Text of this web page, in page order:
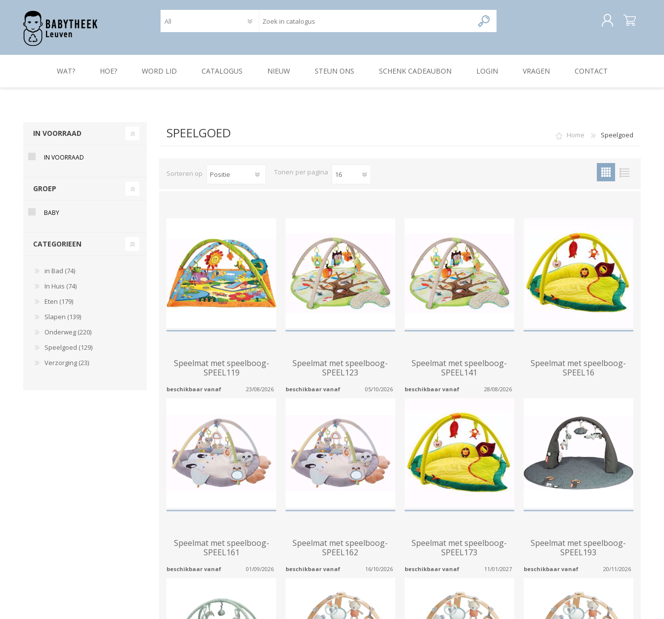
INLOGGEN
WAT? HOE? WORD LID CATALOGUS NIEUW STEUN ONS SCHENK CADEAUBON LOGIN VRAGEN CONTACT
SPEELGOED Home Speelgoed
Sorteren op Tonen per pagina
Speelmat met speelboog-
SPEEL119
beschikbaar vanaf 23/08/2026
Speelmat met speelboog-
SPEEL123
beschikbaar vanaf 05/10/2026
Speelmat met speelboog-
SPEEL141
beschikbaar vanaf 28/08/2026
Speelmat met speelboog-
SPEEL16
Speelmat met speelboog-
SPEEL161
beschikbaar vanaf 01/09/2026
Speelmat met speelboog-
SPEEL162
beschikbaar vanaf 16/10/2026
Speelmat met speelboog-
SPEEL173
beschikbaar vanaf 11/01/2027
Speelmat met speelboog-
SPEEL193
beschikbaar vanaf 20/11/2026
IN VOORRAAD
IN VOORRAAD
GROEP
BABY
CATEGORIEEN
in Bad (74)
In Huis (74)
Eten (179)
Slapen (139)
Onderweg (220)
Speelgoed (129)
Verzorging (23)